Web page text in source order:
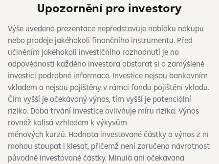
Upozornění pro investory
Výše uvedená prezentace nepředstavuje nabídku nákupu
nebo prodeje jakéhokoli finančního instrumentu. Před
učiněním jakéhokoli investičního rozhodnutí je na
odpovědnosti každého investora obstarat si o zamýšlené
investici podrobné informace. Investice nejsou bankovním
vkladem a nejsou pojištěny v rámci fondu pojištění vkladů.
Čím vyšší je očekávaný výnos, tím vyšší je potenciální
riziko. Doba trvání investice ovlivňuje míru rizika. Výnos
rovněž kolísá vzhledem k výkyvům
měnových kurzů. Hodnota investované částky a výnos z ní
mohou stoupat i klesat, přičemž není zaručena návratnost
původně investované částky. Minulá ani očekávaná